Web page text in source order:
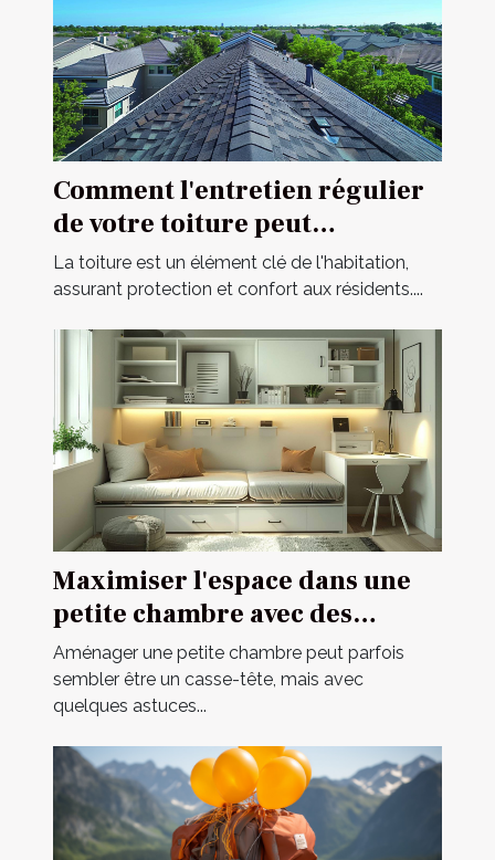
Comment l'entretien régulier
de votre toiture peut
prolonger sa durée de vie
La toiture est un élément clé de l'habitation,
assurant protection et confort aux résidents....
Maximiser l'espace dans une
petite chambre avec des
meubles multifonctionnels
Aménager une petite chambre peut parfois
sembler être un casse-tête, mais avec
quelques astuces...